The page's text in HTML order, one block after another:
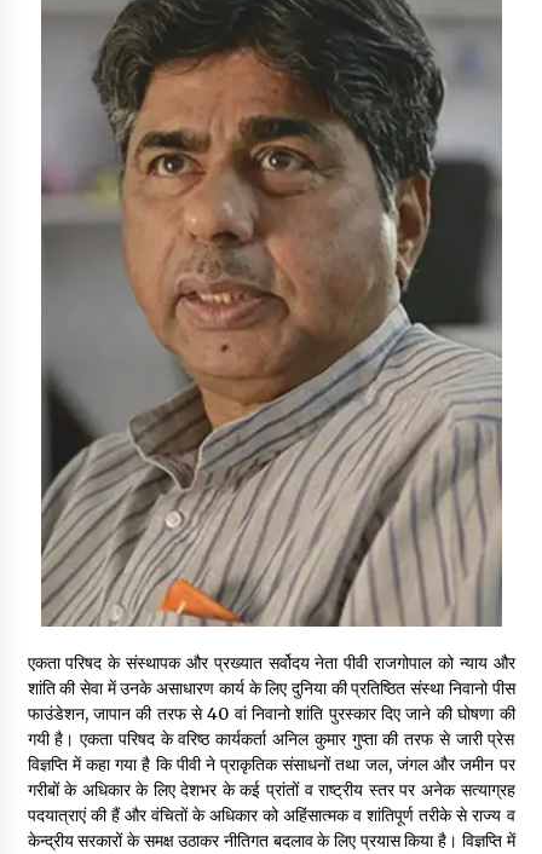
इतिहास बदलने के प्रयास का विरोध करना होगा
चाइनीज मस्ट गो
3 years ago
गांधी के रास्ते ही वैश्विक समस्याओं का समाधान सम्भव
3 years ago
पीवी राजगोपाल को जापान का निवानो शांति पुरस्कार
3 years ago
कैसे बचायें बच्चों का मन?
3 years ago
राष्ट्रीय आन्दोलन में भाषाओं की भूमिका पर एक जरूरी दस्तावेज
3 years ago
यह समझना ज़्यादा ज़रूरी कि किसको सत्ता में नहीं आना चाहिए
3 years ago
कुमार प्रशांत को मातृशोक
3 years ago
एकता परिषद के संस्थापक और प्रख्यात सर्वोदय नेता पीवी राजगोपाल को न्याय और
शांति की सेवा में उनके असाधारण कार्य के लिए दुनिया की प्रतिष्ठित संस्था निवानो पीस
फाउंडेशन, जापान की तरफ से 40 वां निवानो शांति पुरस्कार दिए जाने की घोषणा की
गयी है। एकता परिषद के वरिष्ठ कार्यकर्ता अनिल कुमार गुप्ता की तरफ से जारी प्रेस
विज्ञप्ति में कहा गया है कि पीवी ने प्राकृतिक संसाधनों तथा जल, जंगल और जमीन पर
गरीबों के अधिकार के लिए देशभर के कई प्रांतों व राष्ट्रीय स्तर पर अनेक सत्याग्रह
पदयात्राएं की हैं और वंचितों के अधिकार को अहिंसात्मक व शांतिपूर्ण तरीके से राज्य व
केन्द्रीय सरकारों के समक्ष उठाकर नीतिगत बदलाव के लिए प्रयास किया है। विज्ञप्ति में